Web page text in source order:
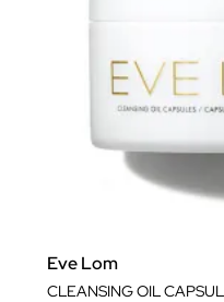
Eve Lom
CLEANSING OIL